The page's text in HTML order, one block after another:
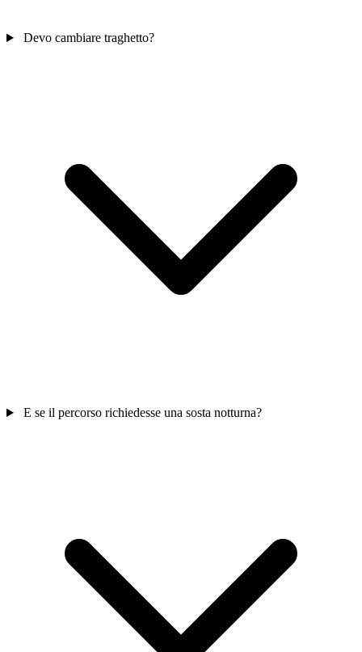
Devo cambiare traghetto?
E se il percorso richiedesse una sosta notturna?